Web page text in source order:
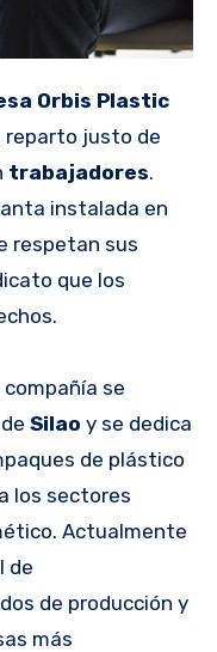
Orbis Plastic
reparto justo de
trabajadores.
instalada en
respetan sus
que los
se
Silao y se dedica
de plástico
los sectores
Actualmente
de
de producción y
más